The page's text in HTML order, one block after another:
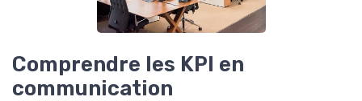
Comprendre les KPI en
communication